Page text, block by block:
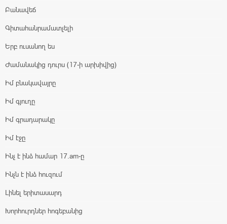
Բանավեճ
Գիտահանրամատչելի
Երբ ուսանող ես
Ժամանակից դուրս (17-ի արխիվից)
Իմ բնակավայրը
Իմ գյուղը
Իմ գրադարակը
Իմ էջը
Ինչ է ինձ համար 17.am-ը
Ինչն է ինձ հուզում
Լինել երիտասարդ
Խորհուրդներ հոգեբանից